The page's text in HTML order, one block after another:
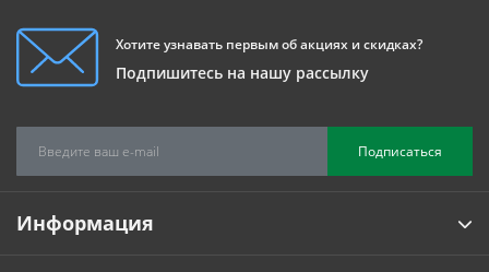
Хотите узнавать первым об акциях и скидках?
Подпишитесь на нашу рассылку
Подписаться
Информация